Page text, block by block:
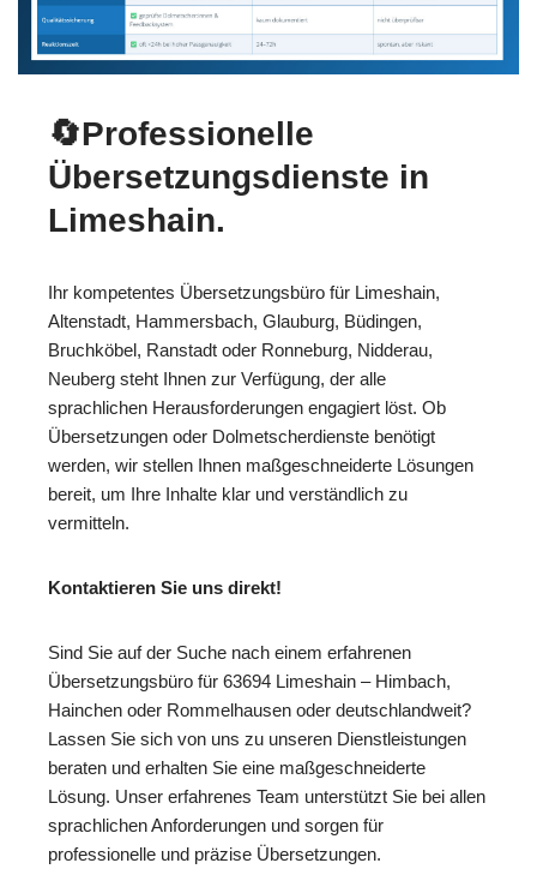
🔄Professionelle
Übersetzungsdienste in
Limeshain.
Ihr kompetentes Übersetzungsbüro für Limeshain,
Altenstadt, Hammersbach, Glauburg, Büdingen,
Bruchköbel, Ranstadt oder Ronneburg, Nidderau,
Neuberg steht Ihnen zur Verfügung, der alle
sprachlichen Herausforderungen engagiert löst. Ob
Übersetzungen oder Dolmetscherdienste benötigt
werden, wir stellen Ihnen maßgeschneiderte Lösungen
bereit, um Ihre Inhalte klar und verständlich zu
vermitteln.
Kontaktieren Sie uns direkt!
Sind Sie auf der Suche nach einem erfahrenen
Übersetzungsbüro für 63694 Limeshain – Himbach,
Hainchen oder Rommelhausen oder deutschlandweit?
Lassen Sie sich von uns zu unseren Dienstleistungen
beraten und erhalten Sie eine maßgeschneiderte
Lösung. Unser erfahrenes Team unterstützt Sie bei allen
sprachlichen Anforderungen und sorgen für
professionelle und präzise Übersetzungen.